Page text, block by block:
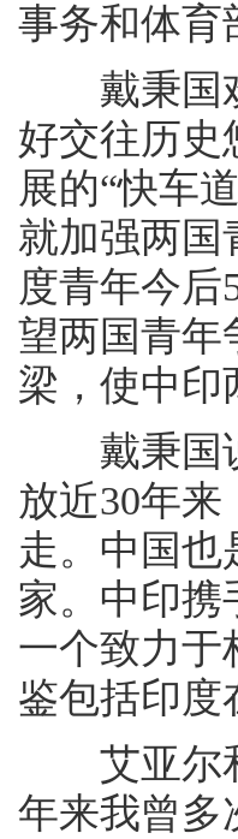
事务和体育
戴秉国欢
好交往历史
展的“快车
就加强两国
度青年今
望两国青年
梁，使中印
戴秉国说
放近30年
走。中国也
家。中印携
一个致力于
鉴包括印度
艾亚尔和
年来我曾多